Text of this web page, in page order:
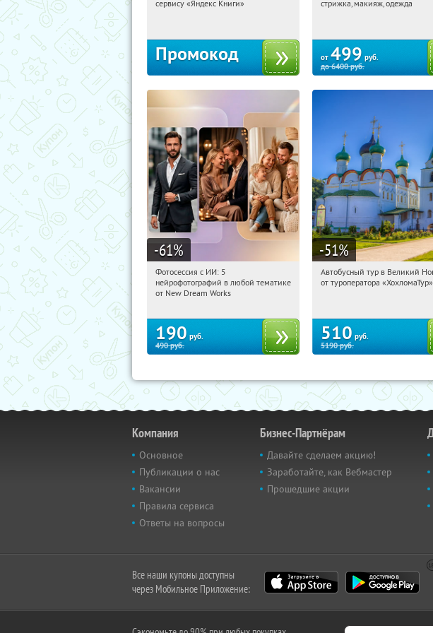
сервису «Яндекс Книги»
Промокод
стрижка, макияж, одежда
от 499 руб.
до6400руб.
-61%
09:25:55
Россия
Фотосессия с ИИ: 5
нейрофотографий в любой тематике
от New Dream Works
190 руб.
490руб.
-51%
09:25:55
Автобусный тур в Великий
от туроператора «ХохломаТур»
510 руб.
5190руб.
Компания
Основное
Публикации о нас
Вакансии
Правила сервиса
Ответы на вопросы
Бизнес-Партнёрам
Давайте сделаем акцию!
Заработайте, как Вебмастер
Прошедшие акции
Все наши купоны доступны
через Мобильное Приложение: